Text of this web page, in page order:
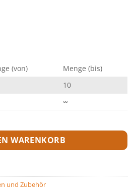
(von)
Menge (bis)
10
∞
WARENKORB
und Zubehör